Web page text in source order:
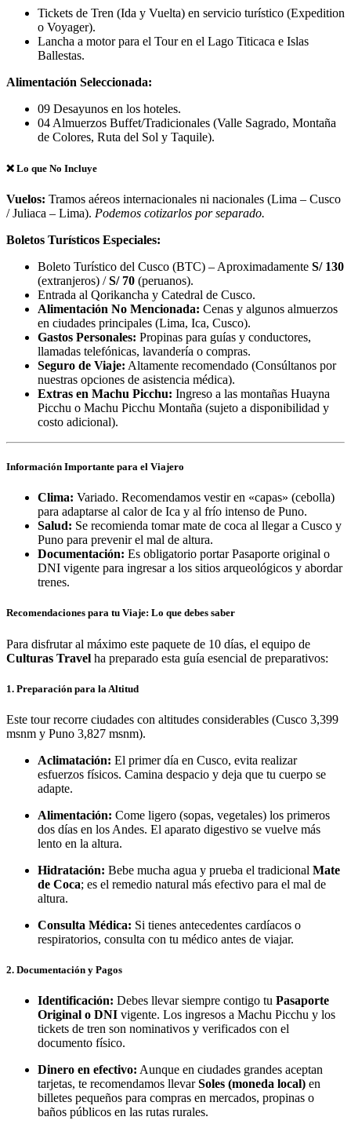
Tickets de Tren (Ida y Vuelta) en servicio turístico (Expedition
o Voyager).
Lancha a motor para el Tour en el Lago Titicaca e Islas
Ballestas.
Alimentación Seleccionada:
09 Desayunos en los hoteles.
04 Almuerzos Buffet/Tradicionales (Valle Sagrado, Montaña
de Colores, Ruta del Sol y Taquile).
❌ Lo que No Incluye
Vuelos: Tramos aéreos internacionales ni nacionales (Lima – Cusco
/ Juliaca – Lima). Podemos cotizarlos por separado.
Boletos Turísticos Especiales:
Boleto Turístico del Cusco (BTC) – Aproximadamente S/ 130
(extranjeros) /S/ 70 (peruanos).
Entrada al Qorikancha y Catedral de Cusco.
Alimentación No Mencionada: Cenas y algunos almuerzos
en ciudades principales (Lima, Ica, Cusco).
Gastos Personales: Propinas para guías y conductores,
llamadas telefónicas, lavandería o compras.
Seguro de Viaje: Altamente recomendado (Consúltanos por
nuestras opciones de asistencia médica).
Extras en Machu Picchu: Ingreso a las montañas Huayna
Picchu o Machu Picchu Montaña (sujeto a disponibilidad y
costo adicional).
Información Importante para el Viajero
Clima: Variado. Recomendamos vestir en «capas» (cebolla)
para adaptarse al calor de Ica y al frío intenso de Puno.
Salud: Se recomienda tomar mate de coca al llegar a Cusco y
Puno para prevenir el mal de altura.
Documentación: Es obligatorio portar Pasaporte original o
DNI vigente para ingresar a los sitios arqueológicos y abordar
trenes.
Recomendaciones para tu Viaje: Lo que debes saber
Para disfrutar al máximo este paquete de 10 días, el equipo de
Culturas Travel ha preparado esta guía esencial de preparativos:
1. Preparación para la Altitud
Este tour recorre ciudades con altitudes considerables (Cusco 3,399
msnm y Puno 3,827 msnm).
Aclimatación: El primer día en Cusco, evita realizar
esfuerzos físicos. Camina despacio y deja que tu cuerpo se
adapte.
Alimentación: Come ligero (sopas, vegetales) los primeros
dos días en los Andes. El aparato digestivo se vuelve más
lento en la altura.
Hidratación: Bebe mucha agua y prueba el tradicional Mate
de Coca; es el remedio natural más efectivo para el mal de
altura.
Consulta Médica: Si tienes antecedentes cardíacos o
respiratorios, consulta con tu médico antes de viajar.
2. Documentación y Pagos
Identificación: Debes llevar siempre contigo tu Pasaporte
Original o DNI vigente. Los ingresos a Machu Picchu y los
tickets de tren son nominativos y verificados con el
documento físico.
Dinero en efectivo: Aunque en ciudades grandes aceptan
tarjetas, te recomendamos llevarSoles (moneda local) en
billetes pequeños para compras en mercados, propinas o
baños públicos en las rutas rurales.